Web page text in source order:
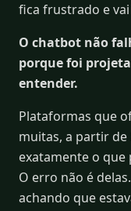
fica frustrado e
O chatbot não
porque foi
entender.
Plataformas que
muitas, a partir
exatamente o
O erro não é
achando que